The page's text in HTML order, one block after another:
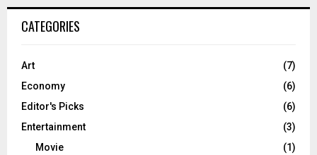
CATEGORIES
Art
(7)
Economy
(6)
Editor's Picks
(6)
Entertainment
(3)
Movie
(1)